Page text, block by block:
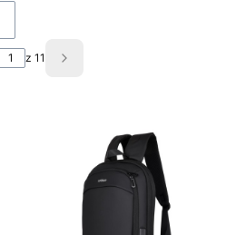
z 11 Następne produkty